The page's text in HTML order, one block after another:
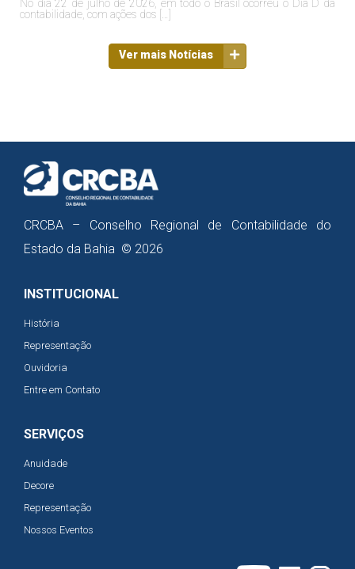
No dia 22 de julho de 2026, em todo o Brasil ocorreu o Dia D da
contabilidade, com ações dos […]
Ver mais Notícias
CRCBA – Conselho Regional de Contabilidade do
Estado da Bahia © 2026
INSTITUCIONAL
História
Representação
Ouvidoria
Entre em Contato
SERVIÇOS
Anuidade
Decore
Representação
Nossos Eventos